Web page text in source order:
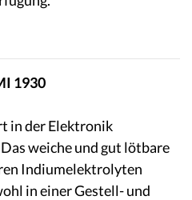
1930
in der Elektronik
weiche und gut lötbare
Indiumelektrolyten
in einer Gestell- und